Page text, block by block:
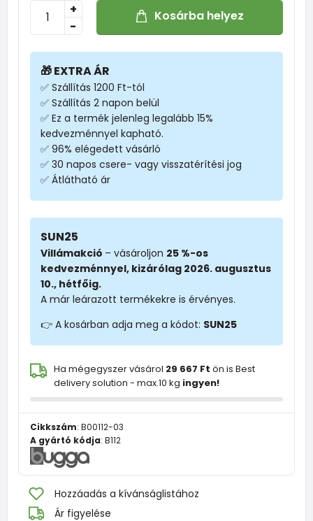
-
+ Kosárba helyez
🎁 EXTRA ÁR
✅ Szállítás 1200 Ft-tól
✅ Szállítás 2 napon belül
✅ Ez a termék jelenleg legalább 15%
kedvezménnyel kapható.
✅ 96% elégedett vásárló
✅ 30 napos csere- vagy visszatérítési jog
✅ Átlátható ár
SUN25
Villámakció – vásároljon 25 %-os
kedvezménnyel, kizárólag 2026. augusztus
10., hétfőig.
A már leárazott termékekre is érvényes.
👉 A kosárban adja meg a kódot: SUN25
Ha mégegyszer vásárol 29 667 Ft ön is Best
delivery solution - max.10 kg ingyen!
Cikkszám: B00112-03
A gyártó kódja: B112
Hozzáadás a kívánságlistához
Ár figyelése